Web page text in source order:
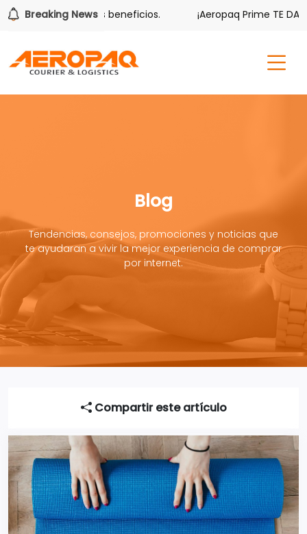
Breaking News
tiene sus beneficios. ¡Aeropaq Prime TE DA MÁS!
Blog
Tendencias, consejos, promociones y noticias que
te ayudaran a vivir la mejor experiencia de comprar
por internet.
Compartir este artículo